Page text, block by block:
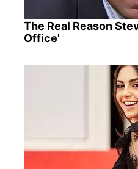
The Real Reason
Office'